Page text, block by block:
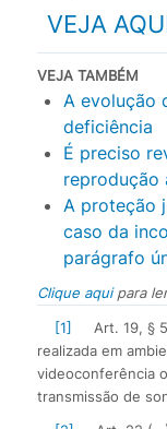
VEJA
VEJA TAMBÉM
A evolução
deficiência
É preciso
reprodução
A proteção
caso da
parágrafo
Clique aquipara
[1]
Art. 19, §
realizada em
videoconferência
transmissão de